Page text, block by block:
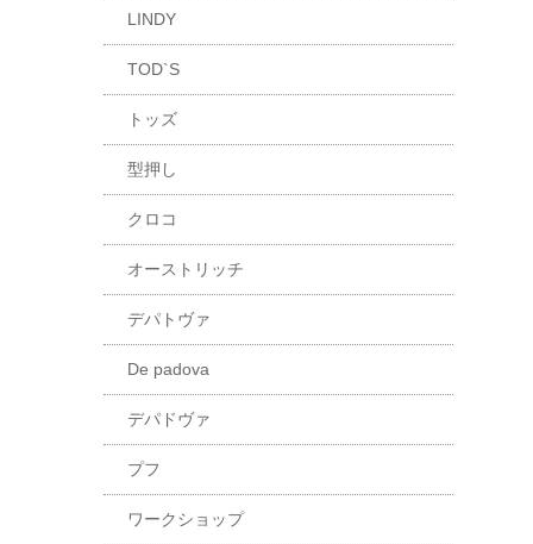
LINDY
TOD`S
トッズ
型押し
クロコ
オーストリッチ
デパトヴァ
De padova
デパドヴァ
プフ
ワークショップ